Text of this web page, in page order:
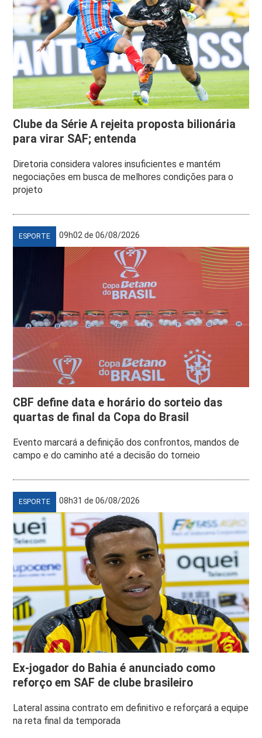
Clube da Série A rejeita proposta bilionária
para virar SAF; entenda
Diretoria considera valores insuficientes e mantém
negociações em busca de melhores condições para o
projeto
ESPORTE 09h02 de 06/08/2026
CBF define data e horário do sorteio das
quartas de final da Copa do Brasil
Evento marcará a definição dos confrontos, mandos de
campo e do caminho até a decisão do torneio
ESPORTE 08h31 de 06/08/2026
Ex-jogador do Bahia é anunciado como
reforço em SAF de clube brasileiro
Lateral assina contrato em definitivo e reforçará a equipe
na reta final da temporada